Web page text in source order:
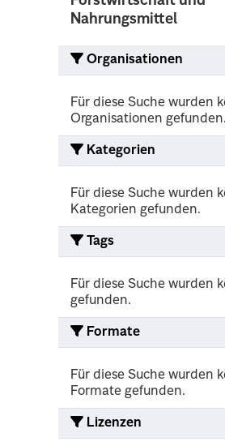
Nahrungsmittel
Organisationen
Für diese Suche wurden
Organisationen gefunden.
Kategorien
Für diese Suche wurden
Kategorien gefunden.
Tags
Für diese Suche wurden
gefunden.
Formate
Für diese Suche wurden
Formate gefunden.
Lizenzen